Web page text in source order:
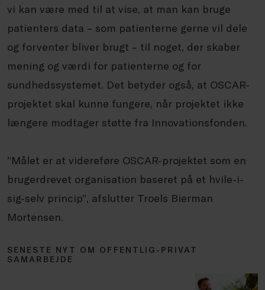
vi kan være med til at vise, at man kan bruge
patienters data – som patienterne gerne vil dele
og forventer bliver brugt – til noget, der skaber
mening og værdi for patienterne og for
sundhedssystemet. Det betyder også, at OSCAR-
projektet skal kunne fungere, når projektet ikke
længere modtager støtte fra Innovationsfonden.
”Målet er at videreføre OSCAR-projektet som en
brugerdrevet organisation baseret på et hvile-i-
sig-selv princip”, afslutter Troels Bierman
Mortensen.
SENESTE NYT OM OFFENTLIG-PRIVAT
SAMARBEJDE